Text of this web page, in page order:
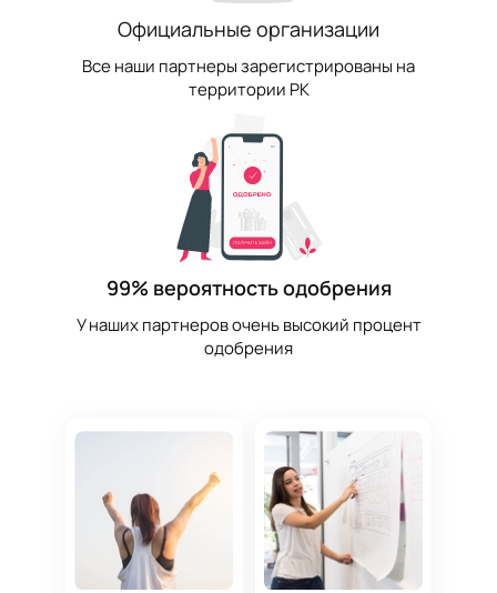
Официальные организации
Все наши партнеры зарегистрированы на
территории РК
99% вероятность одобрения
У наших партнеров очень высокий процент
одобрения